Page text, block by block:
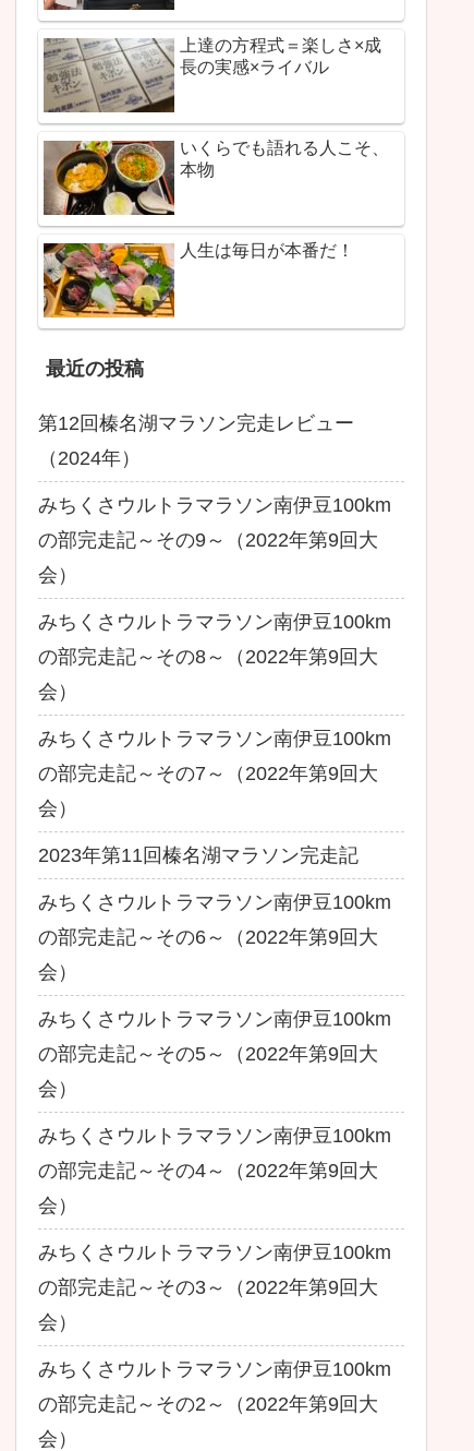
上達の方程式＝楽しさ×成
長の実感×ライバル
いくらでも語れる人こそ、
本物
人生は毎日が本番だ！
最近の投稿
第12回榛名湖マラソン完走レビュー
（2024年）
みちくさウルトラマラソン南伊豆100km
の部完走記～その9～（2022年第9回大
会）
みちくさウルトラマラソン南伊豆100km
の部完走記～その8～（2022年第9回大
会）
みちくさウルトラマラソン南伊豆100km
の部完走記～その7～（2022年第9回大
会）
2023年第11回榛名湖マラソン完走記
みちくさウルトラマラソン南伊豆100km
の部完走記～その6～（2022年第9回大
会）
みちくさウルトラマラソン南伊豆100km
の部完走記～その5～（2022年第9回大
会）
みちくさウルトラマラソン南伊豆100km
の部完走記～その4～（2022年第9回大
会）
みちくさウルトラマラソン南伊豆100km
の部完走記～その3～（2022年第9回大
会）
みちくさウルトラマラソン南伊豆100km
の部完走記～その2～（2022年第9回大
会）